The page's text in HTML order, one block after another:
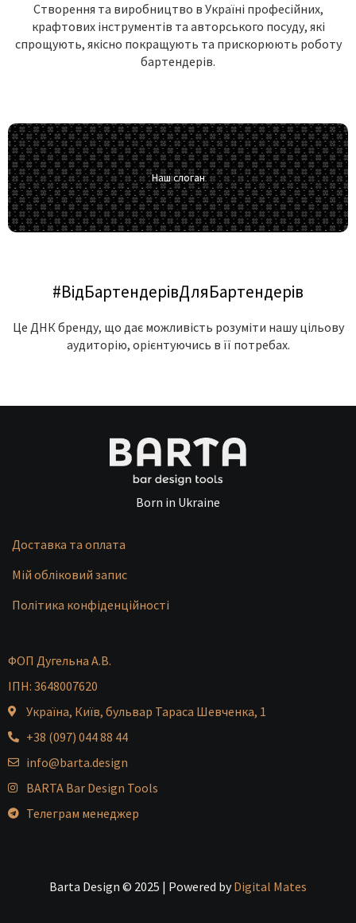
Створення та виробництво в Україні професійних,
крафтових інструментів та авторського посуду, які
спрощують, якісно покращують та прискорюють роботу
бартендерів.
Наш слоган
#ВідБартендерівДляБартендерів
Це ДНК бренду, що дає можливість розуміти нашу цільову
аудиторію, орієнтуючись в її потребах.
Born in Ukraine
Доставка та оплата
Мій обліковий запис
Політика конфіденційності
ФОП Дугельна А.В.
ІПН: 3648007620
Україна, Київ, бульвар Тараса Шевченка, 1
+38 (097) 044 88 44
info@barta.design
BARTA Bar Design Tools
Телеграм менеджер
Barta Design © 2025 | Powered byDigital Mates